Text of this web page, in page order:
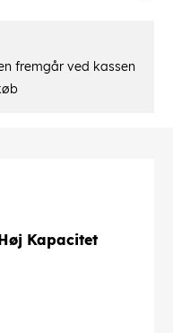
fremgår ved kassen
Kapacitet